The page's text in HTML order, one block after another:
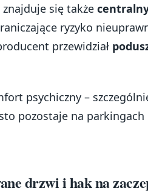
się także
ryzyko
przewidział
psychiczny –
pozostaje na
drzwi i hak na